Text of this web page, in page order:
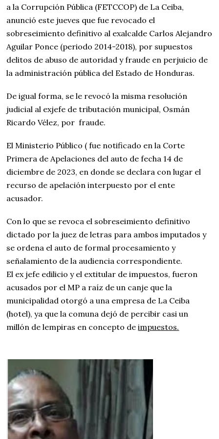
a la Corrupción Pública (FETCCOP) de La Ceiba,
anunció este jueves que fue revocado el
sobreseimiento definitivo al exalcalde Carlos Alejandro
Aguilar Ponce (periodo 2014-2018), por supuestos
delitos de abuso de autoridad y fraude en perjuicio de
la administración pública del Estado de Honduras.
De igual forma, se le revocó la misma resolución
judicial al exjefe de tributación municipal, Osmán
Ricardo Vélez, por fraude.
El Ministerio Público ( fue notificado en la Corte
Primera de Apelaciones del auto de fecha 14 de
diciembre de 2023, en donde se declara con lugar el
recurso de apelación interpuesto por el ente
acusador.
Con lo que se revoca el sobreseimiento definitivo
dictado por la juez de letras para ambos imputados y
se ordena el auto de formal procesamiento y
señalamiento de la audiencia correspondiente.
El ex jefe edilicio y el extitular de impuestos, fueron
acusados por el MP a raíz de un canje que la
municipalidad otorgó a una empresa de La Ceiba
(hotel), ya que la comuna dejó de percibir casi un
millón de lempiras en concepto deimpuestos.